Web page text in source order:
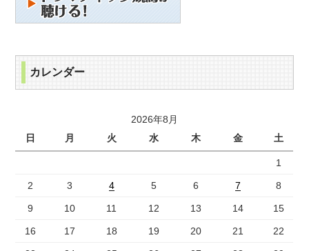
カレンダー
2026年8月
日
月 火 水 木 金 土
1
2 3 4 5 6 7 8
9 10 11 12 13 14 15
16 17 18 19 20 21 22